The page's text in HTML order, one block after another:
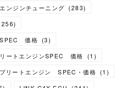
エンジンチューニング (283)
256)
SPEC 価格 (3)
ートエンジンSPEC 価格
(1 )
リートエンジン SPEC・価格 (1 )